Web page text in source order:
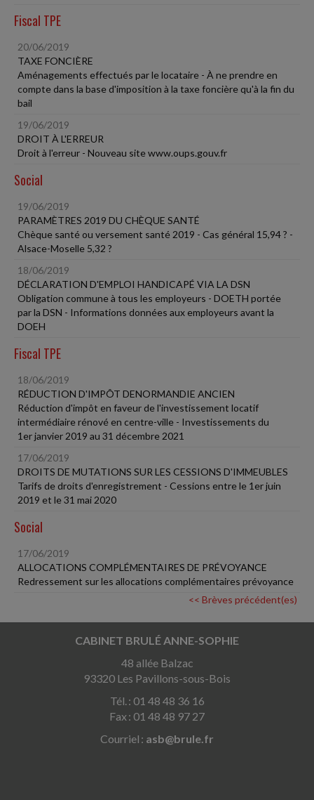
Fiscal TPE
20/06/2019
TAXE FONCIÈRE
Aménagements effectués par le locataire - À ne prendre en
compte dans la base d'imposition à la taxe foncière qu'à la fin du
bail
19/06/2019
DROIT À L'ERREUR
Droit à l'erreur - Nouveau site www.oups.gouv.fr
Social
19/06/2019
PARAMÈTRES 2019 DU CHÈQUE SANTÉ
Chèque santé ou versement santé 2019 - Cas général 15,94 ? -
Alsace-Moselle 5,32 ?
18/06/2019
DÉCLARATION D'EMPLOI HANDICAPÉ VIA LA DSN
Obligation commune à tous les employeurs - DOETH portée
par la DSN - Informations données aux employeurs avant la
DOEH
Fiscal TPE
18/06/2019
RÉDUCTION D'IMPÔT DENORMANDIE ANCIEN
Réduction d'impôt en faveur de l'investissement locatif
intermédiaire rénové en centre-ville - Investissements du
1er janvier 2019 au 31 décembre 2021
17/06/2019
DROITS DE MUTATIONS SUR LES CESSIONS D'IMMEUBLES
Tarifs de droits d'enregistrement - Cessions entre le 1er juin
2019 et le 31 mai 2020
Social
17/06/2019
ALLOCATIONS COMPLÉMENTAIRES DE PRÉVOYANCE
Redressement sur les allocations complémentaires prévoyance
<< Brèves précédent(es)
CABINET BRULÉ ANNE-SOPHIE
48 allée Balzac
93320 Les Pavillons-sous-Bois
Tél. : 01 48 48 36 16
Fax : 01 48 48 97 27
Courriel : asb@brule.fr